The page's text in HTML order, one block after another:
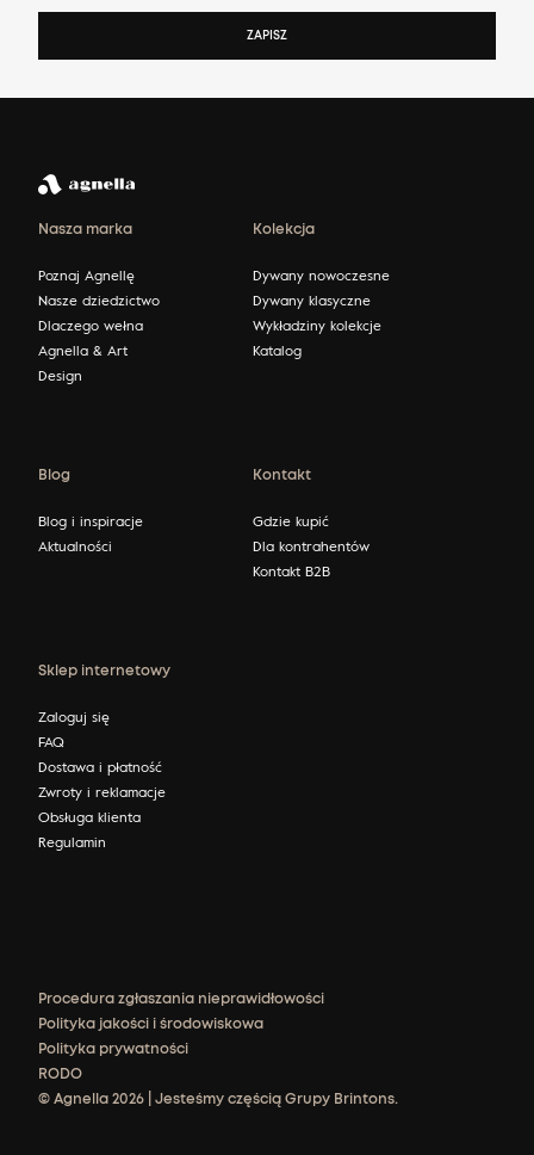
ZAPISZ
Nasza marka
Poznaj Agnellę
Nasze dziedzictwo
Dlaczego wełna
Agnella & Art
Design
Kolekcja
Dywany nowoczesne
Dywany klasyczne
Wykładziny kolekcje
Katalog
Blog
Blog i inspiracje
Aktualności
Kontakt
Gdzie kupić
Dla kontrahentów
Kontakt B2B
Sklep internetowy
Zaloguj się
FAQ
Dostawa i płatność
Zwroty i reklamacje
Obsługa klienta
Regulamin
Procedura zgłaszania nieprawidłowości
Polityka jakości i środowiskowa
Polityka prywatności
RODO
© Agnella 2026 | Jesteśmy częścią Grupy Brintons.